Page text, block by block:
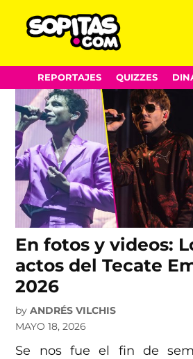
content
REPORTAJES QUIZZES
Orville Peck
En fotos y videos:
actos del Tecate
2026
by ANDRÉS VILCHIS
MAYO 18, 2026
Se nos fue el fin de